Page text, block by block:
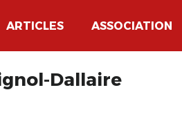
ARTICLES ASSOCIATION
Dallaire